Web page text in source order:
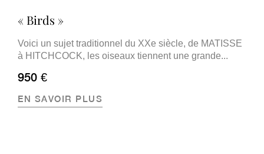
« Birds »
Voici un sujet traditionnel du XXe siècle, de MATISSE
à HITCHCOCK, les oiseaux tiennent une grande...
950 €
EN SAVOIR PLUS